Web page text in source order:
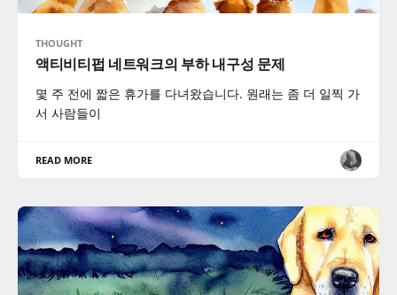
THOUGHT
액티비티펍 네트워크의 부하 내구성 문제
몇 주 전에 짧은 휴가를 다녀왔습니다. 원래는 좀 더 일찍 가
서 사람들이
READ MORE